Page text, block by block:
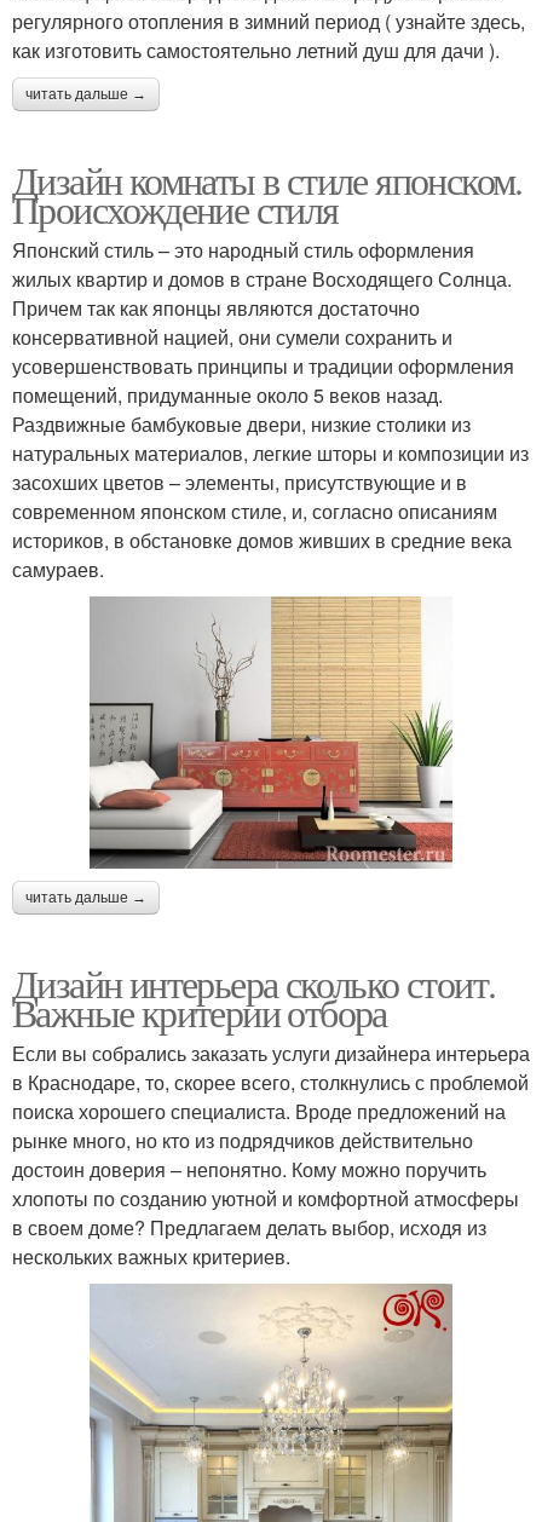
регулярного отопления в зимний период ( узнайте здесь,
как изготовить самостоятельно летний душ для дачи ).
читать дальше →
Дизайн комнаты в стиле японском.
Происхождение стиля
Японский стиль – это народный стиль оформления
жилых квартир и домов в стране Восходящего Солнца.
Причем так как японцы являются достаточно
консервативной нацией, они сумели сохранить и
усовершенствовать принципы и традиции оформления
помещений, придуманные около 5 веков назад.
Раздвижные бамбуковые двери, низкие столики из
натуральных материалов, легкие шторы и композиции из
засохших цветов – элементы, присутствующие и в
современном японском стиле, и, согласно описаниям
историков, в обстановке домов живших в средние века
самураев.
читать дальше →
Дизайн интерьера сколько стоит.
Важные критерии отбора
Если вы собрались заказать услуги дизайнера интерьера
в Краснодаре, то, скорее всего, столкнулись с проблемой
поиска хорошего специалиста. Вроде предложений на
рынке много, но кто из подрядчиков действительно
достоин доверия – непонятно. Кому можно поручить
хлопоты по созданию уютной и комфортной атмосферы
в своем доме? Предлагаем делать выбор, исходя из
нескольких важных критериев.